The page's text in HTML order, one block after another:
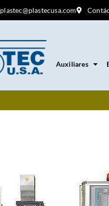
plastec@plastecusa.com
Auxiliares